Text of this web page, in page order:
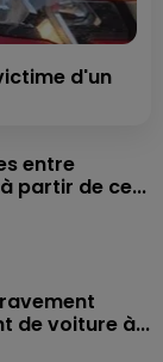
d'un
entre
partir de ce...
de voiture à...